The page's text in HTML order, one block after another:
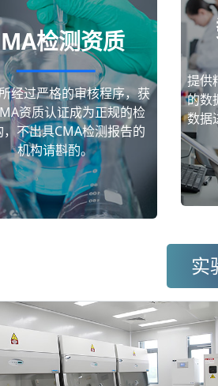
检测资质
经过严格的审核程序，获
资质认证成为正规的检
不出具CMA检测报告的
机构请斟酌。
提供
的数
数据
实